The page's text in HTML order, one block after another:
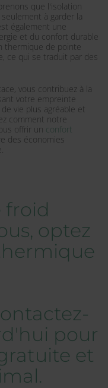
que l'isolation
à garder la
également une
et du confort durable
thermique de pointe
ce qui se traduit par des
vous contribuez à la
votre empreinte
vie plus agréable et
comment notre
offrir un confort
des économies
froid
optez
pour
et